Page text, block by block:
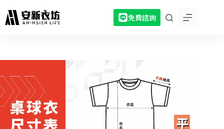
至
免費諮詢